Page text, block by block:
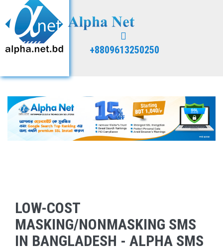
+8809613250250
LOW-COST
MASKING/NONMASKING SMS
IN BANGLADESH - ALPHA SMS